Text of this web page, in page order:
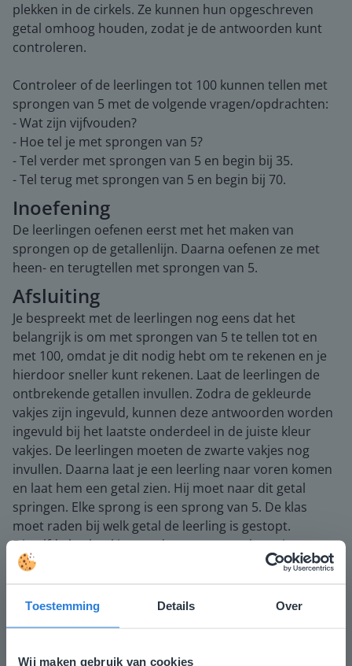
Toestemming Details Over
Wij maken gebruik van cookies
plekken in de cirkels. Ze kunnen hun opgeschreven
getal omhoog houden, zodat je de antwoorden kunt
controleren.
Controleer of de leerlingen tot 100 kunnen tellen met
sprongen van 5 met de volgende vragen/opdrachten:
- Wat zijn vijfvouden?
- Hoe tel je met sprongen van 5?
- Tel verder met sprongen van 5 en begin bij 35.
- Tel terug met sprongen van 5 en begin bij 70.
Inoefening
De leerlingen oefenen eerst met het maken van
sprongen op de getallenlijn. Daarna oefenen ze met
heen- en terugtellen met sprongen van 5.
Afsluiting
Je bespreekt met de leerlingen nog eens dat het
belangrijk is om met sprongen van 5 te tellen tot en
met 100, omdat je dit nodig hebt om te rekenen en je
hierdoor sneller kunt rekenen. Laat de leerlingen de
ontbrekende getallen invullen. Zodra de gekleurde
vakjes zijn ingevuld, kunnen deze antwoorden worden
ingevuld bij het laatste onderdeel in de juiste kleur
vakjes. De leerlingen moeten de zwarte vakjes nog
invullen. Daarna laat je een leerling naar voren komen
en laat hem een getal zien. Hij moet naar dit getal
springen. Elke sprong is een sprong van 5. De klas
moet raden bij welk getal de leerling is gestopt.
Ditzelfde herhaal je met de sprongen achteruit.
Aandachtspunten
sprongen van 5, kunnen oefenen door de telrij te laten
zien met de pijlen met sprongen erbij. Benadruk dat je